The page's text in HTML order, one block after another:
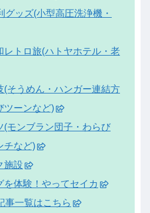
グッズ(小型高圧洗浄機・
レトロ旅(ハトヤホテル・老
(そうめん・ハンガー連結方
ツーンなど)
(モンブラン団子・わらび
チなど)
施設
を体験！やってセイカ
事一覧はこちら